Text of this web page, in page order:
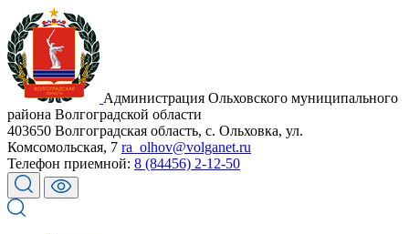
Администрация Ольховского муниципального
района Волгоградской области
403650 Волгоградская область, с. Ольховка, ул.
Комсомольская, 7 ra_olhov@volganet.ru
Телефон приемной: 8 (84456) 2-12-50